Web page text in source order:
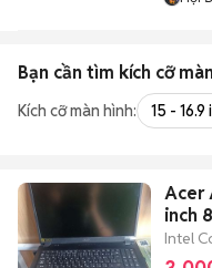
Bạn cần tìm kích cỡ
Kích cỡ màn hình: 15 - 16.9
Acer
inch
Intel